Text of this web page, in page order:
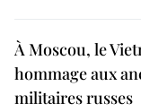
À Moscou, le
hommage aux
militaires russes